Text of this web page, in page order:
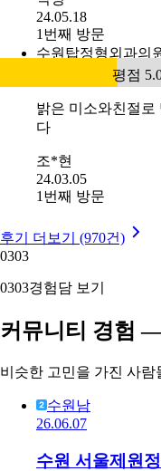
24.05.18
1번째 방문
수원탑정형외과의
평점
밝은 미소와친절로
다
조*현
24.03.05
1번째 방문
후기 더보기 (970건)
0303
0303경험담 보기
커뮤니티 경험
비슷한 고민을 가진 사람
수원남
26.06.07
수원 서울제원